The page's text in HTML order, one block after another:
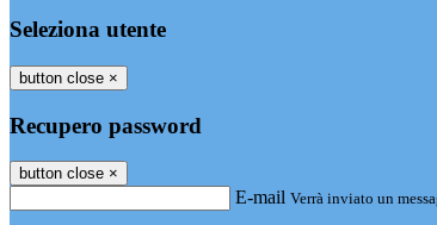
Seleziona utente
button close ×
Recupero password
button close ×
E-mail Verrà inviato un